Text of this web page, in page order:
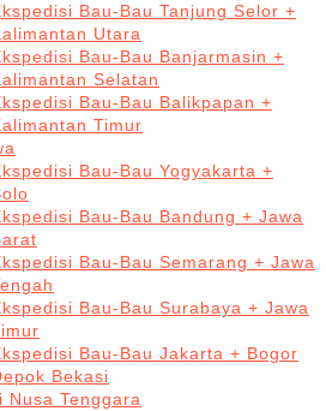
Bau-Bau Tanjung Selor +
Utara
Bau-Bau Banjarmasin +
Selatan
Bau-Bau Balikpapan +
Timur
Bau-Bau Yogyakarta +
Bau-Bau Bandung + Jawa
Bau-Bau Semarang + Jawa
Bau-Bau Surabaya + Jawa
Bau-Bau Jakarta + Bogor
Bekasi
Nusa Tenggara